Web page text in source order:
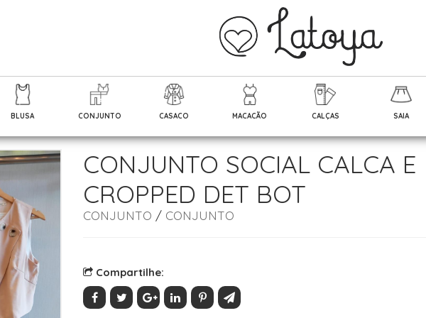
BLUSA CONJUNTO CASACO MACACÃO CALÇAS SAIA
CONJUNTO SOCIAL CALCA E
CROPPED DET BOT
CONJUNTO / CONJUNTO
Compartilhe: